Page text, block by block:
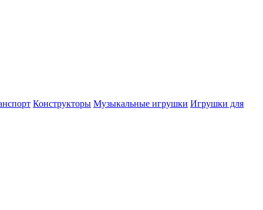
Конструкторы Музыкальные игрушки Игрушки для